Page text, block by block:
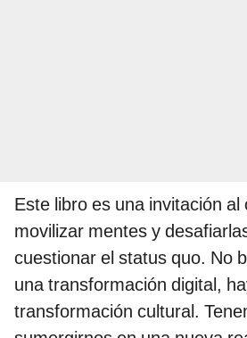
Este libro es una invitación al
movilizar mentes y
cuestionar el status quo. No
una transformación digital,
transformación cultural.